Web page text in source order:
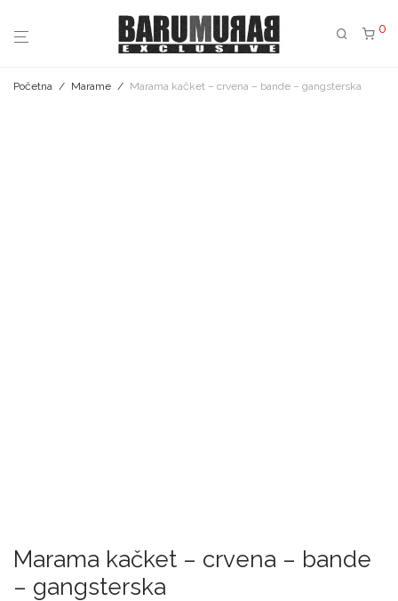
0
Početna / Marame / Marama kačket – crvena – bande – gangsterska
Marama kačket – crvena – bande
– gangsterska